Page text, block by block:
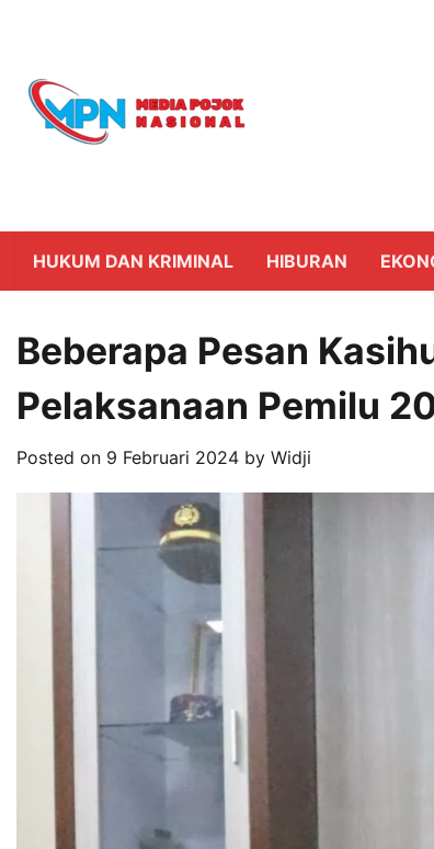
HUKUM DAN KRIMINAL HIBURAN
Beberapa Pesan
Pelaksanaan Pemilu
Posted on 9 Februari 2024 by Widji